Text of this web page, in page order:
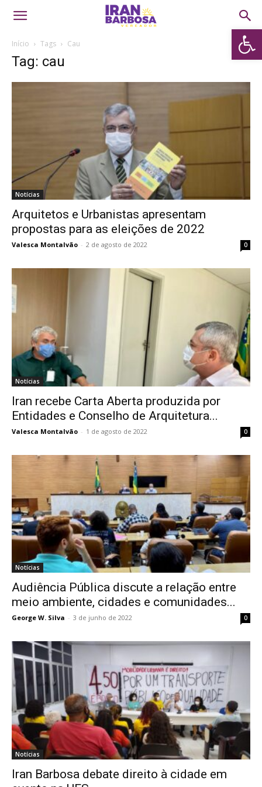
Abrir
Início Tags Cau
Tag: cau
Notícias
Arquitetos e Urbanistas apresentam
propostas para as eleições de 2022
Valesca Montalvão - 2 de agosto de 2022 0
Notícias
Iran recebe Carta Aberta produzida por
Entidades e Conselho de Arquitetura...
Valesca Montalvão - 1 de agosto de 2022 0
Notícias
Audiência Pública discute a relação entre
meio ambiente, cidades e comunidades...
George W. Silva - 3 de junho de 2022 0
Notícias
Iran Barbosa debate direito à cidade em